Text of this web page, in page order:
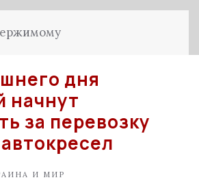
дня
начнут
за перевозку
И МИР